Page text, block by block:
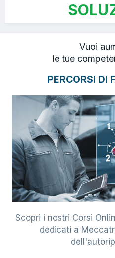
Vuoi
le tue
PERCORSI DI
Scopri i nostri Corsi
dedicati a